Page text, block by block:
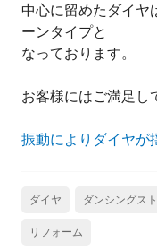
中心に留めたダイヤ
ーンタイプと
なっております。
お客様にはご満足し
振動によりダイヤが
ダイヤ ダンシングス
リフォーム